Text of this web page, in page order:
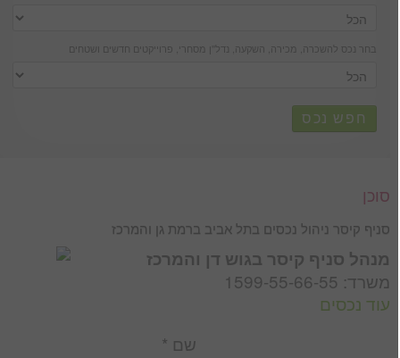
בחר נכס להשכרה, מכירה, השקעה, נדל''ן מסחרי, פרוייקטים חדשים ושטחים
חפש נכס
סוכן
סניף קיסר ניהול נכסים בתל אביב ברמת גן והמרכז
מנהל סניף קיסר בגוש דן והמרכז
משרד: 1599-55-66-55
עוד נכסים
שם *